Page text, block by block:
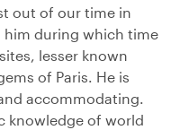
out of our time in
him during which time
lesser known
of Paris. He is
accommodating.
knowledge of world